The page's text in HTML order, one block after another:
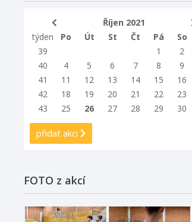
Říjen 2021
týden
Po Út St Čt Pá So
39
1 2
40
4 5 6 7 8 9
41
11 12 13 14 15 16
42
18 19 20 21 22 23
43
25 26 27 28 29 30
přidat akci
FOTO z akcí